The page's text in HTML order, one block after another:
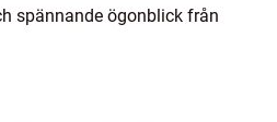
spännande ögonblick från